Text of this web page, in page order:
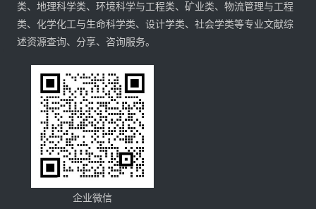
类、地理科学类、环境科学与工程类、矿业类、物流管理与工程
类、化学化工与生命科学类、设计学类、社会学类等专业文献综
述资源查询、分享、咨询服务。
企业微信